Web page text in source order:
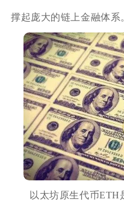
撑起庞大的链上金融体系
以太坊原生代币ETH